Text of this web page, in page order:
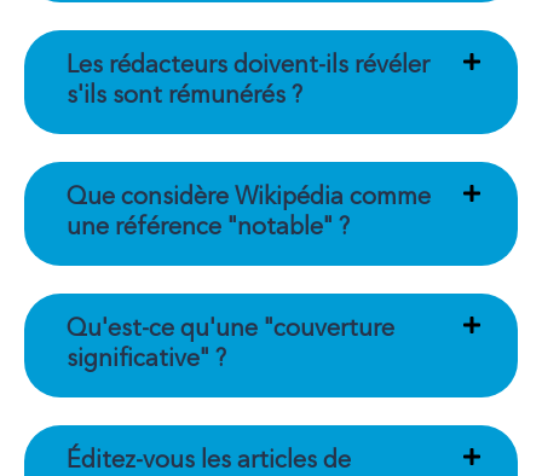
Les rédacteurs doivent-ils révéler
s'ils sont rémunérés ?
Que considère Wikipédia comme
une référence "notable" ?
Qu'est-ce qu'une "couverture
significative" ?
Éditez-vous les articles de